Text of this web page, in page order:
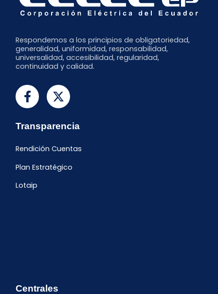
Respondemos a los principios de obligatoriedad,
generalidad, uniformidad, responsabilidad,
universalidad, accesibilidad, regularidad,
continuidad y calidad.
Transparencia
Rendición Cuentas
Plan Estratégico
Lotaip
Centrales